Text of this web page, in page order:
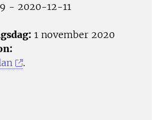
- 2020-12-11
1 november 2020
.